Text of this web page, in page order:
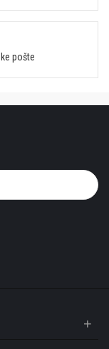
pošte
+